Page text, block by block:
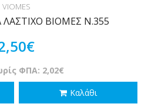
VIOMES
ΛΑΣΤΙΧΟ ΒΙΟΜΕΣ Ν.355
ΦΠΑ: 2,02€
Καλάθι